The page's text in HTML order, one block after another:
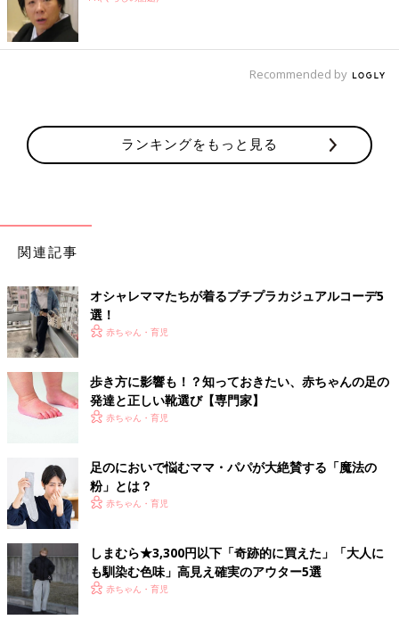
Recommended by
ランキングをもっと見る
関連記事
オシャレママたちが着るプチプラカジュアルコーデ5
選！
赤ちゃん・育児
歩き方に影響も！？知っておきたい、赤ちゃんの足の
発達と正しい靴選び【専門家】
赤ちゃん・育児
足のにおいで悩むママ・パパが大絶賛する「魔法の
粉」とは？
赤ちゃん・育児
しまむら★3,300円以下「奇跡的に買えた」「大人に
も馴染む色味」高見え確実のアウター5選
赤ちゃん・育児